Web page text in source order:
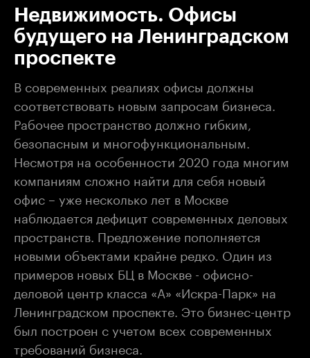
Недвижимость. Офисы
будущего на Ленинградском
проспекте
В современных реалиях офисы должны
соответствовать новым запросам бизнеса.
Рабочее пространство должно гибким,
безопасным и многофункциональным.
Несмотря на особенности 2020 года многим
компаниям сложно найти для себя новый
офис – уже несколько лет в Москве
наблюдается дефицит современных деловых
пространств. Предложение пополняется
новыми объектами крайне редко. Один из
примеров новых БЦ в Москве - офисно-
деловой центр класса «А» «Искра-Парк» на
Ленинградском проспекте. Это бизнес-центр
был построен с учетом всех современных
требований бизнеса.